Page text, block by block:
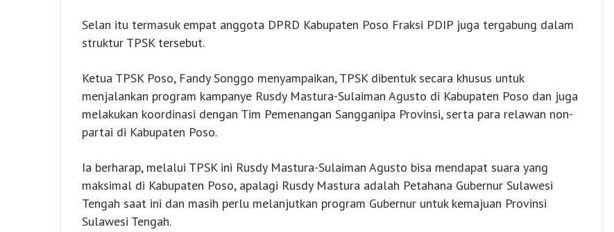
Selan itu termasuk empat anggota DPRD Kabupaten Poso Fraksi PDIP juga tergabung dalam
struktur TPSK tersebut.
Ketua TPSK Poso, Fandy Songgo menyampaikan, TPSK dibentuk secara khusus untuk
menjalankan program kampanye Rusdy Mastura-Sulaiman Agusto di Kabupaten Poso dan juga
melakukan koordinasi dengan Tim Pemenangan Sangganipa Provinsi, serta para relawan non-
partai di Kabupaten Poso.
Ia berharap, melalui TPSK ini Rusdy Mastura-Sulaiman Agusto bisa mendapat suara yang
maksimal di Kabupaten Poso, apalagi Rusdy Mastura adalah Petahana Gubernur Sulawesi
Tengah saat ini dan masih perlu melanjutkan program Gubernur untuk kemajuan Provinsi
Sulawesi Tengah.